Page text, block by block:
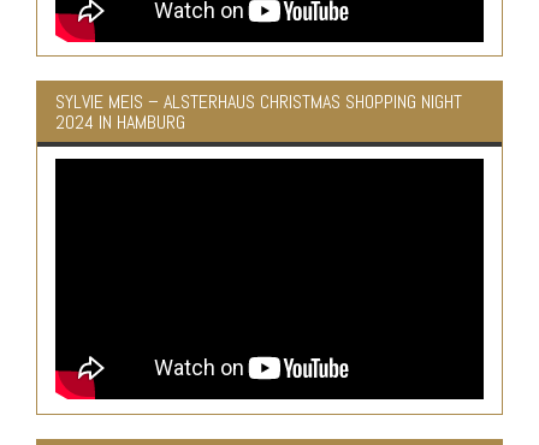
SYLVIE MEIS – ALSTERHAUS CHRISTMAS SHOPPING NIGHT
2024 IN HAMBURG